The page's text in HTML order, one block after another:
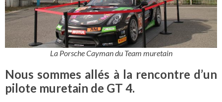
La Porsche Cayman du Team muretain
Nous sommes allés à la rencontre d’un
pilote muretain de GT 4.